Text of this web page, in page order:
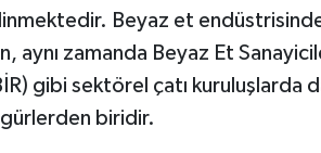
Beyaz et endüstrisinde
aynı zamanda Beyaz Et
gibi sektörel çatı kuruluşlarda
biridir.